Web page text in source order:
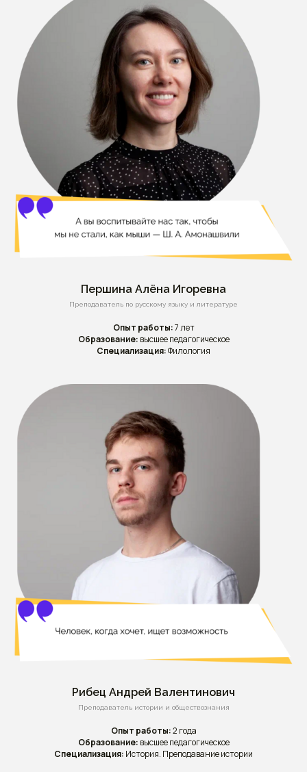
Першина Алёна Игоревна
Преподаватель по русскому языку и литературе
Опыт работы:7 лет
Образование: высшее педагогическое
Специализация:Филология
Рибец Андрей Валентинович
Преподаватель истории и обществознания
Опыт работы:2 года
Образование: высшее педагогическое
Специализация: История. Преподавание истории